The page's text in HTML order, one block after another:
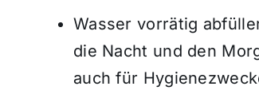
Wasser vorrätig
die Nacht und den
auch für